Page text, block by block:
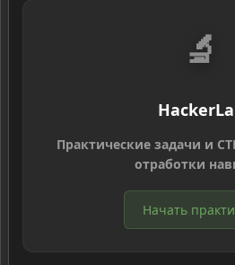
🔬
Практические задачи и
отработки
Начать